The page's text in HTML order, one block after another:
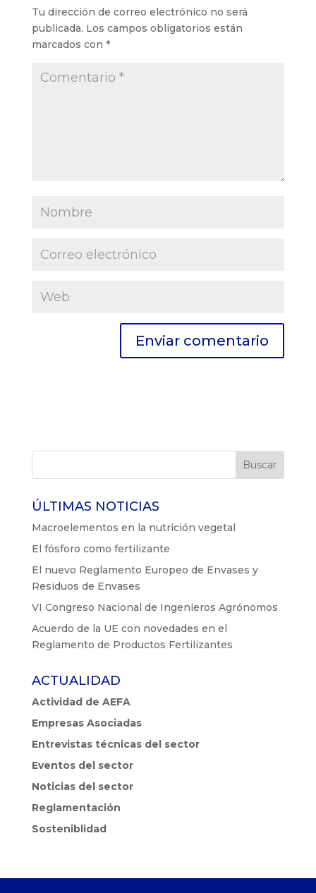
Tu dirección de correo electrónico no será
publicada. Los campos obligatorios están
marcados con *
ÚLTIMAS NOTICIAS
Macroelementos en la nutrición vegetal
El fósforo como fertilizante
El nuevo Reglamento Europeo de Envases y
Residuos de Envases
VI Congreso Nacional de Ingenieros Agrónomos
Acuerdo de la UE con novedades en el
Reglamento de Productos Fertilizantes
ACTUALIDAD
Actividad de AEFA
Empresas Asociadas
Entrevistas técnicas del sector
Eventos del sector
Noticias del sector
Reglamentación
Sosteniblidad